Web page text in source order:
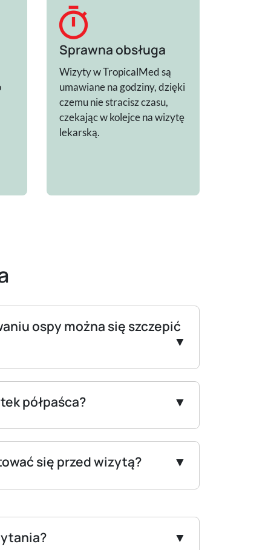
timer
Sprawna obsługa
Wizyty w TropicalMed są
umawiane na godziny, dzięki
czemu nie stracisz czasu,
czekając w kolejce na wizytę
lekarską.
ospy można się szczepić
półpaśca?
się przed wizytą?